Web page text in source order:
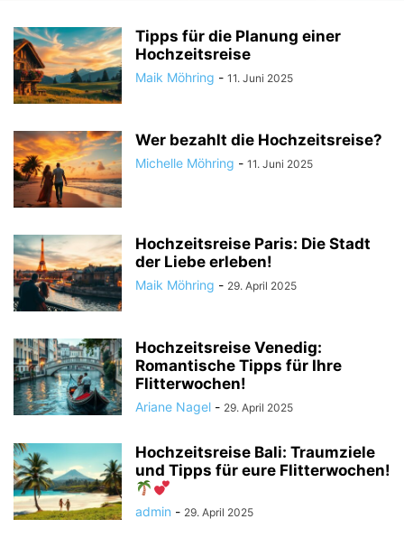
Tipps für die Planung einer
Hochzeitsreise
Maik Möhring - 11. Juni 2025
Wer bezahlt die Hochzeitsreise?
Michelle Möhring - 11. Juni 2025
Hochzeitsreise Paris: Die Stadt
der Liebe erleben!
Maik Möhring - 29. April 2025
Hochzeitsreise Venedig:
Romantische Tipps für Ihre
Flitterwochen!
Ariane Nagel - 29. April 2025
Hochzeitsreise Bali: Traumziele
und Tipps für eure Flitterwochen!
admin - 29. April 2025